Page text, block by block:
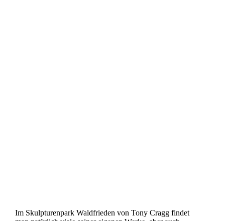
Im Skulpturenpark Waldfrieden von Tony Cragg findet